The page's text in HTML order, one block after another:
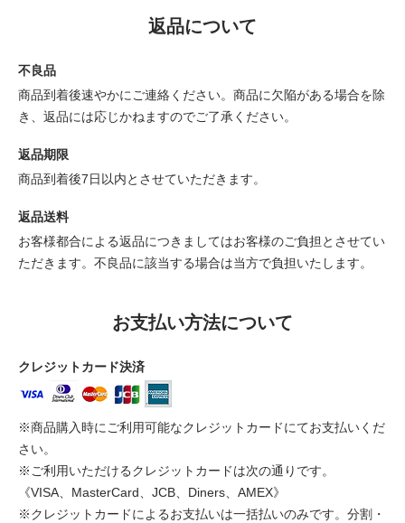
返品について
不良品
商品到着後速やかにご連絡ください。商品に欠陥がある場合を除
き、返品には応じかねますのでご了承ください。
返品期限
商品到着後7日以内とさせていただきます。
返品送料
お客様都合による返品につきましてはお客様のご負担とさせてい
ただきます。不良品に該当する場合は当方で負担いたします。
お支払い方法について
クレジットカード決済
※商品購入時にご利用可能なクレジットカードにてお支払いくだ
さい。
※ご利用いただけるクレジットカードは次の通りです。
《VISA、MasterCard、JCB、Diners、AMEX》
※クレジットカードによるお支払いは一括払いのみです。分割・